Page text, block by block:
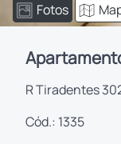
Fotos
R Tiradentes
Cód.: 1335